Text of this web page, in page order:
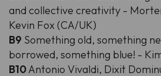
and collective creativity -
Kevin Fox (CA/UK)
B9 Something old, something
borrowed, something blue! -
B10Antonio Vivaldi, Dixit